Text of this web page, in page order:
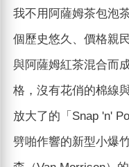
我不用阿薩姆茶包泡
個歷史悠久、價格親
與阿薩姆紅茶混合而
格，沒有花俏的棉線
放大了的「Snap 'n'
劈啪作響的新型小爆